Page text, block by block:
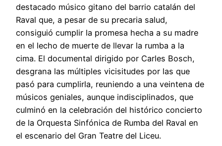
destacado músico gitano del barrio catalán del
Raval que, a pesar de su precaria salud,
consiguió cumplir la promesa hecha a su madre
en el lecho de muerte de llevar la rumba a la
cima. El documental dirigido por Carles Bosch,
desgrana las múltiples vicisitudes por las que
pasó para cumplirla, reuniendo a una veintena de
músicos geniales, aunque indisciplinados, que
culminó en la celebración del histórico concierto
de la Orquesta Sinfónica de Rumba del Raval en
el escenario del Gran Teatre del Liceu.